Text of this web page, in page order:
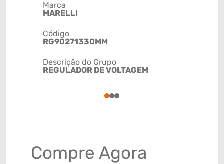
Marca
MARELLI
Código
RG90271330MM
Descrição do Grupo
REGULADOR DE VOLTAGEM
123
Compre Agora